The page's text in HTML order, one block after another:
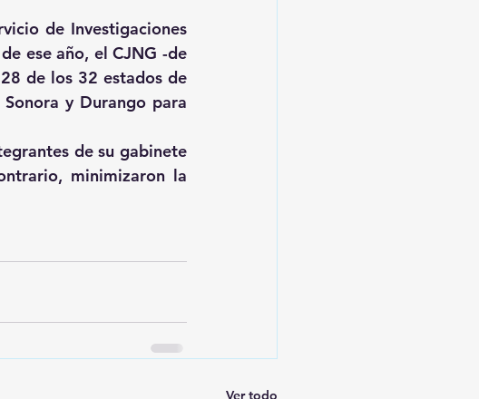
de Investigaciones
ese año, el CJNG -de
de los 32 estados de
y Durango para
de su gabinete
minimizaron la
Ver todo